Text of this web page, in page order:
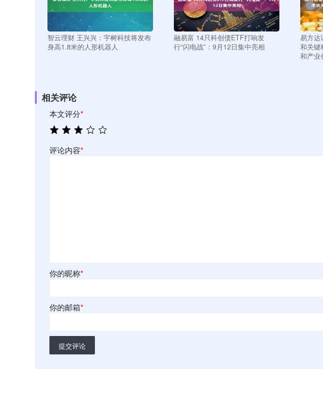
智云理财 王兴兴：宇树科技将发布
身高1.8米的人形机器人
融易富 14只科创债ETF打响发
行“闪电战”：9月12日集中亮相
易方达
和关键
和产业
相关评论
本文评分*
评论内容*
你的昵称*
你的邮箱*
提交评论